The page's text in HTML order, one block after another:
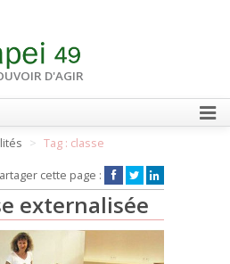
D'AGIR
FAIRE UN DON
Tag : classe
cette page :
externalisée